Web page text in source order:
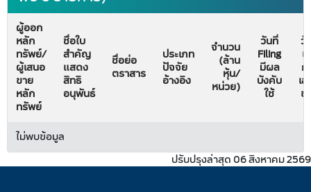
ผู้ออก
หลัก
ทรัพย์/
ผู้เสนอ
ขาย
หลัก
ทรัพย์
ชื่อใบ
สำคัญ
แสดง
สิทธิ
อนุพันธ์
ชื่อย่อ
ตราสาร
ประเภท
ปัจจัย
อ้างอิง
จำนวน
(ล้าน
หุ้น/
หน่วย)
วันที่
Filing
มีผล
บังคับ
ใช้
วั
เ
ก
เ
ข
ไม่พบข้อมูล
ปรับปรุงล่าสุด 06 สิงหาคม 2569